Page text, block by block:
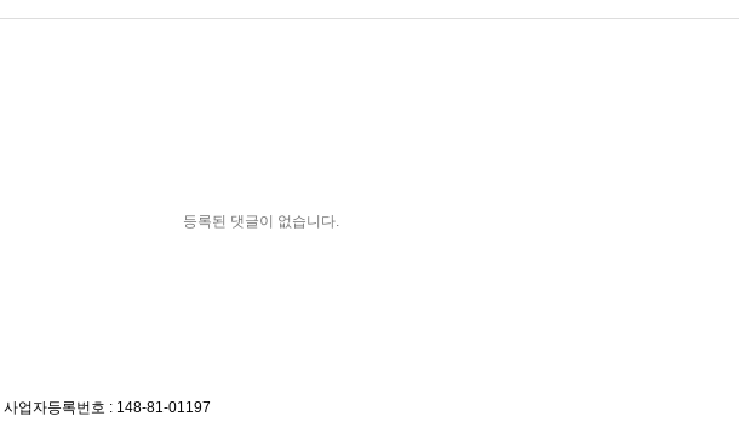
등록된 댓글이 없습니다.
사업자등록번호 : 148-81-01197